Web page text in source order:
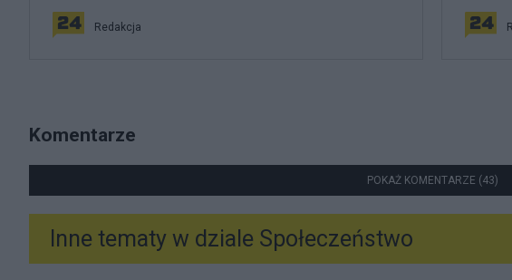
Redakcja
Komentarze
POKAŻ KOMENTARZE (43)
Inne tematy w dziale Społeczeństwo